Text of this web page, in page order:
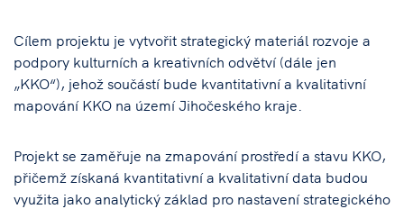
Cílem projektu je vytvořit strategický materiál rozvoje a
podpory kulturních a kreativních odvětví (dále jen
„KKO“), jehož součástí bude kvantitativní a kvalitativní
mapování KKO na území Jihočeského kraje.
Projekt se zaměřuje na zmapování prostředí a stavu KKO,
přičemž získaná kvantitativní a kvalitativní data budou
využita jako analytický základ pro nastavení strategického